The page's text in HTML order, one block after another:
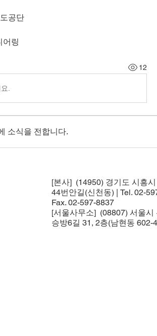
공단
어링
12
.
소식을 전합니다.
[본사] (14950) 경기도 시흥
44번안길(신천동) | Tel. 02-
Fax. 02-597-8837
[서울사무소] (08807) 서울시
승방6길 31, 2층(남현동 602-